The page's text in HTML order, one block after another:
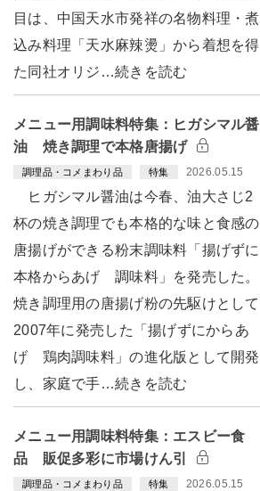
目は、中国天水市発祥の名物料理・煮
込み料理「天水麻辣燙」から着想を得
た同社オリジ…続きを読む
メニュー用調味料特集：ヒガシマル醤
油 焼き調理で本格唐揚げ
調理品・コメまわり品 特集 2026.05.15
ヒガシマル醤油は今春、油大さじ2
杯の焼き調理でも本格的な味と食感の
唐揚げができる粉末調味料「揚げずに
本格からあげ 調味料」を発売した。
焼き調理用の唐揚げ粉の先駆けとして
2007年に発売した「揚げずにからあ
げ 鶏肉調味料」の進化版として開発
し、家庭で手…続きを読む
メニュー用調味料特集：エスビー食
品 販促多彩に市場けん引
調理品・コメまわり品 特集 2026.05.15